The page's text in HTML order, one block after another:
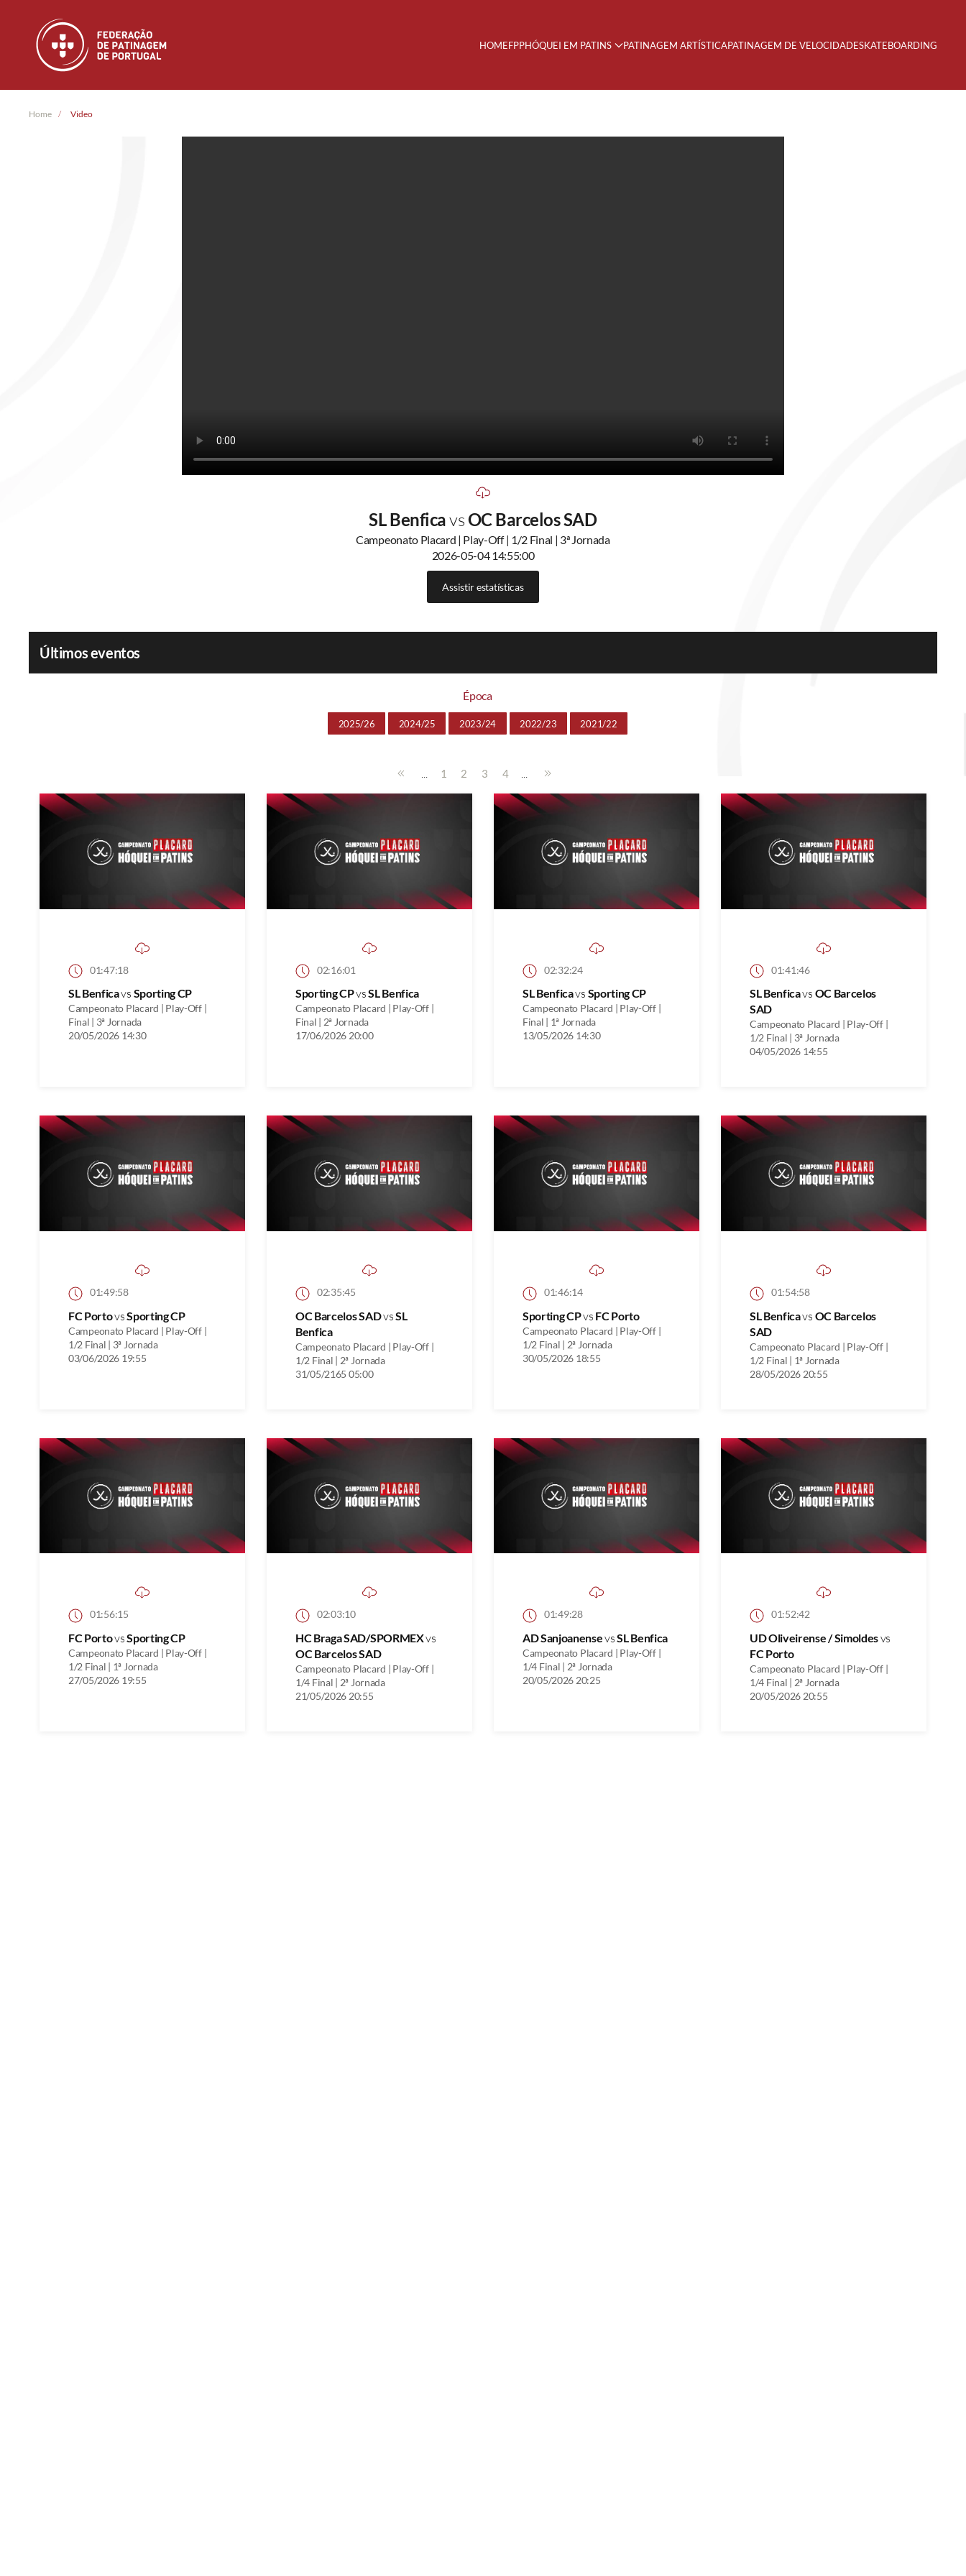
Skip to main content HOMEFPPHÓQUEI EM PATINS PATINAGEM ARTÍSTICAPATINAGEM DE VELOCIDADESKATEBOARDING
Home Video
SL BenficavsOC Barcelos SAD
Campeonato Placard | Play-Off | 1/2 Final | 3ª Jornada
2026-05-04 14:55:00
Assistir estatísticas
Últimos eventos
Época
2025/26 2024/25 2023/24 2022/23 2021/22
... 1 2 3 4 ...
01:47:18
SL Benficavs Sporting CP
Campeonato Placard | Play-Off |
Final | 3ª Jornada
20/05/2026 14:30
02:16:01
Sporting CPvsSL Benfica
Campeonato Placard | Play-Off |
Final | 2ª Jornada
17/06/2026 20:00
02:32:24
SL Benficavs Sporting CP
Campeonato Placard | Play-Off |
Final | 1ª Jornada
13/05/2026 14:30
01:41:46
SL Benficavs OC Barcelos
SAD
Campeonato Placard | Play-Off |
1/2 Final | 3ª Jornada
04/05/2026 14:55
01:49:58
FC PortovsSporting CP
Campeonato Placard | Play-Off |
1/2 Final | 3ª Jornada
03/06/2026 19:55
02:35:45
OC Barcelos SADvsSL
Benfica
Campeonato Placard | Play-Off |
1/2 Final | 2ª Jornada
31/05/2165 05:00
01:46:14
Sporting CPvs FC Porto
Campeonato Placard | Play-Off |
1/2 Final | 2ª Jornada
30/05/2026 18:55
01:54:58
SL Benficavs OC Barcelos
SAD
Campeonato Placard | Play-Off |
1/2 Final | 1ª Jornada
28/05/2026 20:55
01:56:15
FC PortovsSporting CP
Campeonato Placard | Play-Off |
1/2 Final | 1ª Jornada
27/05/2026 19:55
02:03:10
HC Braga SAD/SPORMEXvs
OC Barcelos SAD
Campeonato Placard | Play-Off |
1/4 Final | 2ª Jornada
21/05/2026 20:55
01:49:28
AD SanjoanensevsSL Benfica
Campeonato Placard | Play-Off |
1/4 Final | 2ª Jornada
20/05/2026 20:25
01:52:42
UD Oliveirense / Simoldesvs
FC Porto
Campeonato Placard | Play-Off |
1/4 Final | 2ª Jornada
20/05/2026 20:55